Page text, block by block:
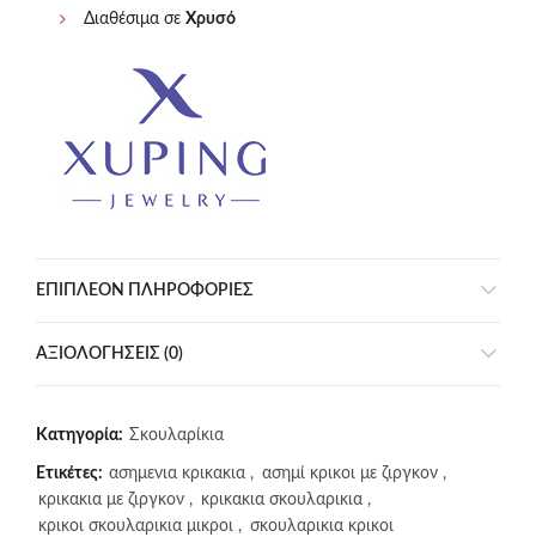
Διαθέσιμα σε Χρυσό
ΕΠΙΠΛΈΟΝ ΠΛΗΡΟΦΟΡΊΕΣ
ΑΞΙΟΛΟΓΉΣΕΙΣ (0)
Κατηγορία: Σκουλαρίκια
Ετικέτες: ασημενια κρικακια , ασημί κρικοι με ζιργκον ,
κρικακια με ζιργκον , κρικακια σκουλαρικια ,
κρικοι σκουλαρικια μικροι , σκουλαρικια κρικοι